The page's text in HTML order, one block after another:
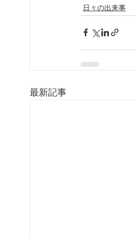
日々の出来事
最新記事